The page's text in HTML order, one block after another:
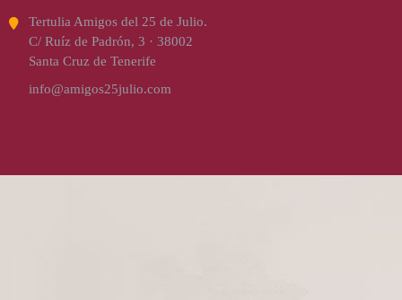
Tertulia Amigos del 25 de Julio.
C/ Ruíz de Padrón, 3 · 38002
Santa Cruz de Tenerife
info@amigos25julio.com